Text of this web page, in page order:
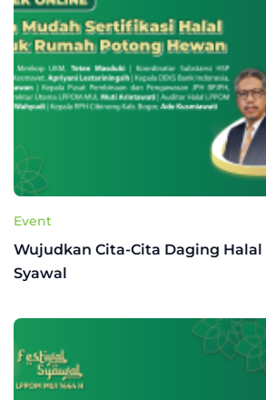
Event
Wujudkan Cita-Cita Daging Halal
Syawal